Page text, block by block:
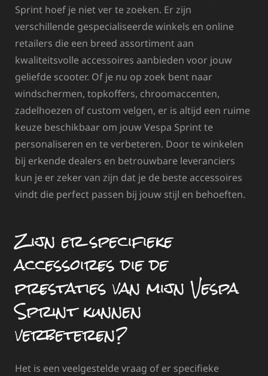
Sprint hoef je niet ver te zoeken. Er zijn
verschillende gespecialiseerde winkels en online
retailers die een breed assortiment aan
kwaliteitsvolle accessoires aanbieden voor jouw
geliefde scooter. Of je nu op zoek bent naar
windschermen, topkoffers, chroomaccenten,
zadelhoezen of custom velgen, er is altijd een ruime
keuze beschikbaar om jouw Vespa Sprint te
personaliseren en te verbeteren. Door te winkelen
bij erkende dealers en betrouwbare leveranciers
kun je er zeker van zijn dat je de beste accessoires
vindt die perfect passen bij jouw stijl en behoeften.
Zijn er specifieke
accessoires die de
prestaties van mijn Vespa
Sprint kunnen
verbeteren?
Het is een veelgestelde vraag of er specifieke